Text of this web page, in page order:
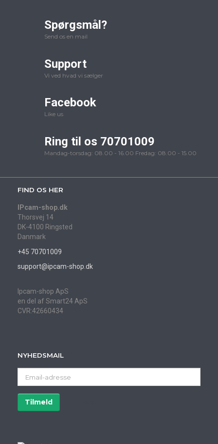
Spørgsmål?
Send os en mail
Support
Vi ved hvad vi sælger
Facebook
Like us
Ring til os 70701009
Mandag-torsdag: 08.00 - 16.00 Fredag: 08.00 - 15.00
FIND OS HER
IPcam-shop.dk
Thorsvej 14
DK-4100 Ringsted
Danmark
+45 70701009
support@ipcam-shop.dk
Ipcam-shop ApS
en del af Smart24 ApS
CVR:42660434
NYHEDSMAIL
adresse
Tilmeld